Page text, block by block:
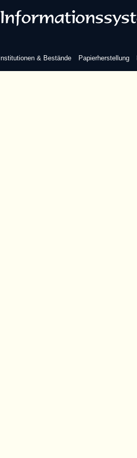
Institutionen & Bestände Papierherstellung